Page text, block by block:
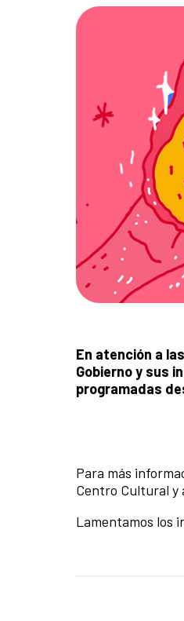
En atención a
Gobierno y sus
programadas
Para más
Centro Cultural y
Lamentamos los